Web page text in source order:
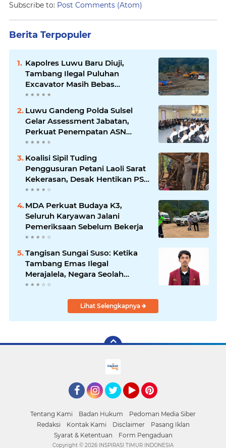
Subscribe to: Post Comments (Atom)
Berita Terpopuler
Kapolres Luwu Baru Diuji,
Tambang Ilegal Puluhan
Excavator Masih Bebas
Beroperasi
Luwu Gandeng Polda Sulsel
Gelar Assessment Jabatan,
Perkuat Penempatan ASN
Berbasis Kompetensi
Koalisi Sipil Tuding
Penggusuran Petani Laoli Sarat
Kekerasan, Desak Hentikan PSN
PT IHIP
MDA Perkuat Budaya K3,
Seluruh Karyawan Jalani
Pemeriksaan Sebelum Bekerja
Tangisan Sungai Suso: Ketika
Tambang Emas Ilegal
Merajalela, Negara Seolah
Memilih Diam
Lihat Selengkapnya
Tentang Kami Badan Hukum
Pedoman Media Siber
Redaksi
Kontak Kami Disclaimer
Pasang Iklan
Syarat & Ketentuan
Form Pengaduan
Copyright © 2026 INSPIRASI TIMUR INDONESIA